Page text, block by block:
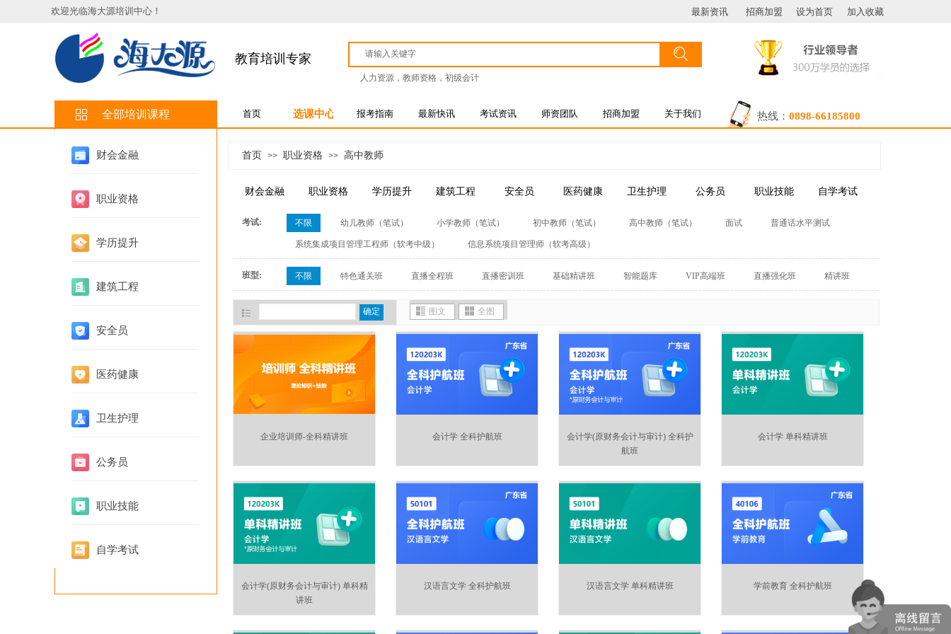
招商加盟
最新资讯 设为首页 加入收藏
欢迎光临海大源培训中心 ！
教育培训专家 搜索
人力资源，教师资格，初级会计
按钮文本
财会金融
职业资格
学历提升
建筑工程
安全员
医药健康
卫生护理
公务员
职业技能
自学考试
全部培训课程 热线： 0898-66185800
首页 选课中心 报考指南 最新快讯 考试资讯 师资团队 招商加盟 关于我们
首页 >> 职业资格 >> 高中教师
考试: 不限 幼儿教师（笔试） 小学教师（笔试） 初中教师（笔试） 高中教师（笔试） 面试 普通话水平测试
系统集成项目管理工程师（软考中级） 信息系统项目管理师（软考高级）
班型: 不限 特色通关班 直播全程班 直播密训班 基础精讲班 智能题库 VIP高端班 直播强化班 精讲班
确定 图文 全图
企业培训师-全科精讲班 会计学 全科护航班
会计学(原财务会计与审计) 全科护
航班
会计学 单科精讲班
会计学(原财务会计与审计) 单科精
讲班
汉语言文学 全科护航班 汉语言文学 单科精讲班 学前教育 全科护航班
财会金融 职业资格 学历提升 建筑工程 安全员 医药健康 卫生护理 公务员 职业技能 自学考试